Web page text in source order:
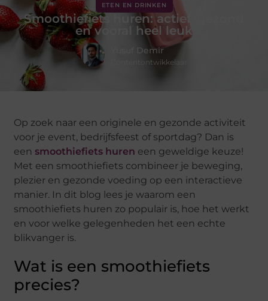
ETEN EN DRINKEN
Smoothiefiets huren: actief, gezond
en vooral heel leuk
Yusuf Demir
Contentontwikkelaar
Op zoek naar een originele en gezonde activiteit
voor je event, bedrijfsfeest of sportdag? Dan is
een smoothiefiets huren een geweldige keuze!
Met een smoothiefiets combineer je beweging,
plezier en gezonde voeding op een interactieve
manier. In dit blog lees je waarom een
smoothiefiets huren zo populair is, hoe het werkt
en voor welke gelegenheden het een echte
blikvanger is.
Wat is een smoothiefiets
precies?